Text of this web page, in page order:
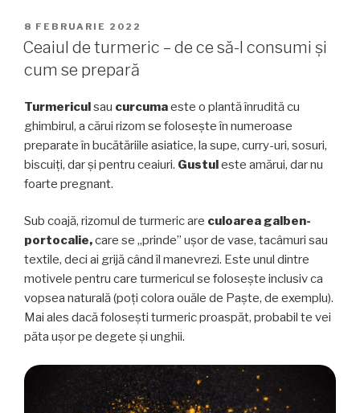
combini
ceaiul
ciocolata”
PUBLICAT
PE
8 FEBRUARIE 2022
Ceaiul de turmeric – de ce să-l consumi și
cum se prepară
Turmericulsau curcumaeste o plantă înrudită cu
ghimbirul, a cărui rizom se folosește în numeroase
preparate în bucătăriile asiatice, la supe, curry-uri, sosuri,
biscuiți, dar și pentru ceaiuri. Gustuleste amărui, dar nu
foarte pregnant.
Sub coajă, rizomul de turmeric are culoarea galben-
portocalie,care se „prinde” ușor de vase, tacâmuri sau
textile, deci ai grijă când îl manevrezi. Este unul dintre
motivele pentru care turmericul se folosește inclusiv ca
vopsea naturală (poți colora ouăle de Paște, de exemplu).
Mai ales dacă folosești turmeric proaspăt, probabil te vei
păta ușor pe degete și unghii.